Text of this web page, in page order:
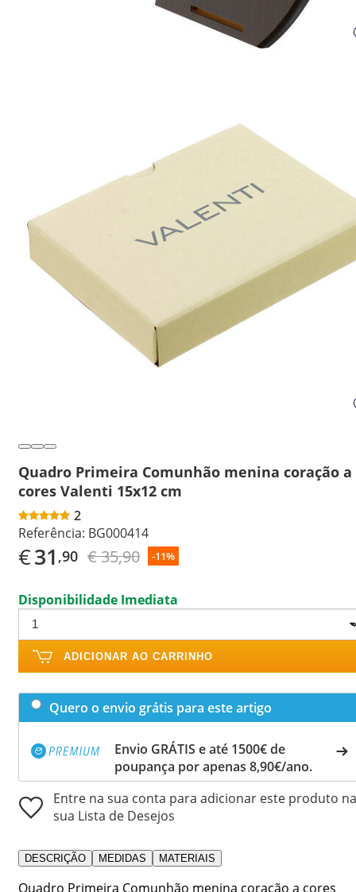
Quadro Primeira Comunhão menina coração a
cores Valenti 15x12 cm
2
Referência: BG000414
€31 ,90 € 35,90 -11%
Disponibilidade Imediata
ADICIONAR AO CARRINHO
Quero o envio grátis para este artigo
Envio GRÁTIS e até 1500€ de
poupança por apenas 8,90€/ano.
Entre na sua conta para adicionar este produto na
sua Lista de Desejos
DESCRIÇÃO MEDIDAS MATERIAIS
Quadro Primeira Comunhão menina coração a cores